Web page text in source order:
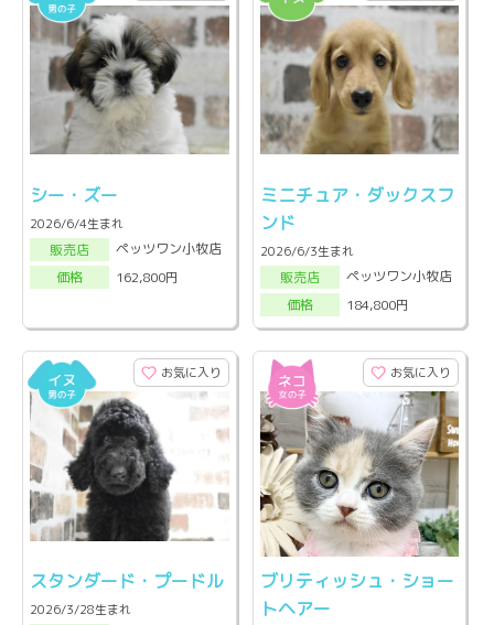
シー・ズー
2026/6/4生まれ
販売店
ペッツワン小牧店
価格
162,800円
ミニチュア・ダックスフ
ンド
2026/6/3生まれ
販売店
ペッツワン小牧店
価格
184,800円
お気に入り
スタンダード・プードル
2026/3/28生まれ
お気に入り
ブリティッシュ・ショー
トヘアー